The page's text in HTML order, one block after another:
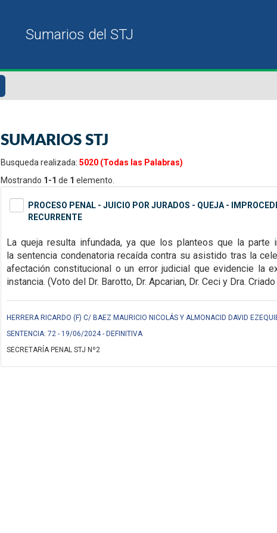
SUMARIOS STJ
Busqueda realizada: 5020 (Todas las Palabras)
Mostrando 1-1 de 1 elemento.
PROCESO PENAL - JUICIO POR JURADOS - QUEJA -
RECURRENTE
La queja resulta infundada, ya que los planteos que la parte
la sentencia condenatoria recaída contra su asistido tras la
afectación constitucional o un error judicial que evidencie la
instancia. (Voto del Dr. Barotto, Dr. Apcarian, Dr. Ceci y Dra.
HERRERA RICARDO (F) C/ BAEZ MAURICIO NICOLÁS Y ALMONACID DAVID
SENTENCIA: 72 - 19/06/2024 - DEFINITIVA
SECRETARÍA PENAL STJ Nº2